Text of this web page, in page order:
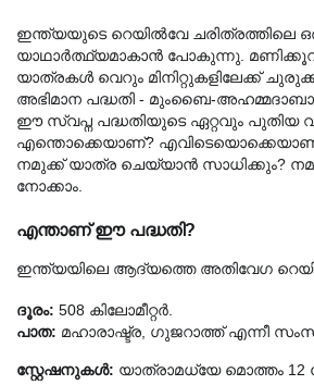
ഇന്ത്യയുടെ റെയിൽവേ ചരിത്രത്തിലെ
യാഥാർത്ഥ്യമാകാൻ പോകുന്നു.
യാത്രകൾ വെറും മിനിറ്റുകളിലേക്ക്
ഈ സ്വപ്ന പദ്ധതിയുടെ ഏറ്റവും പുതിയ
എന്തൊക്കെയാണ്?
നമുക്ക് യാത്ര ചെയ്യാൻ സാധിക്കും?
നോക്കാം.
എന്താണ് ഈ പദ്ധതി?
ഇന്ത്യയിലെ ആദ്യത്തെ അതിവേഗ
ദൂരം: 508 കിലോമീറ്റർ.
പാത: മഹാരാഷ്ട്ര, ഗുജറാത്ത് എന്നീ
സ്റ്റേഷനുകൾ: യാത്രാമധ്യേ മൊത്തം 12